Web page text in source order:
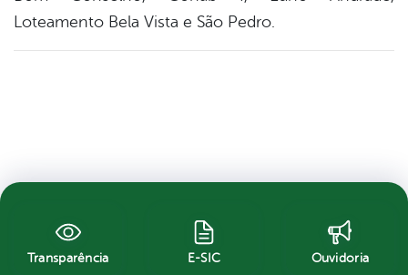
Loteamento Bela Vista e São Pedro.
Transparência E-SIC Ouvidoria